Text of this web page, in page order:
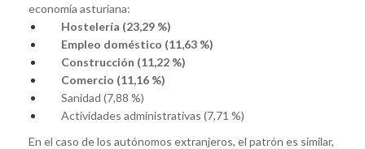
economía asturiana:
Hostelería (23,29 %)
Empleo doméstico (11,63 %)
Construcción (11,22 %)
Comercio (11,16 %)
Sanidad (7,88 %)
Actividades administrativas (7,71 %)
En el caso de los autónomos extranjeros, el patrón es similar,